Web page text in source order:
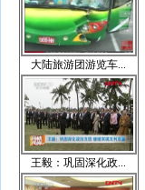
大陆旅游团游览车...
王毅：巩固深化政...